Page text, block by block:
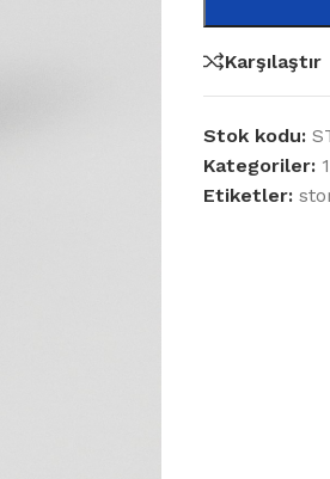
Karşılaştır
Stok kodu:
Kategoriler:
Etiketler: